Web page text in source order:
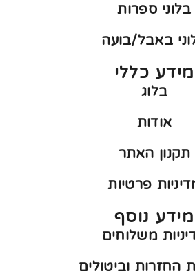
בלוני ספרות
באבל/בועה
מידע כללי
בלוג
אודות
תקנון האתר
פרטיות
מידע נוסף
משלוחים
החזרות וביטולים